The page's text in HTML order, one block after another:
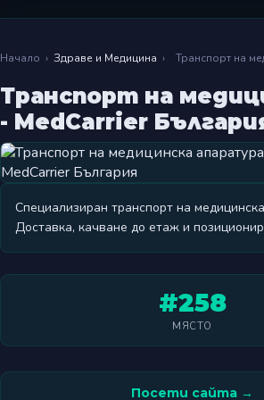
Начало › Здраве и Медицина › Транспорт на
Транспорт на
- MedCarrier
Специализиран транспорт на
Доставка, качване до етаж и
#258
МЯСТО
Посети сайта →